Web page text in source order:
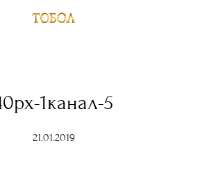
1канал-5
21.01.2019